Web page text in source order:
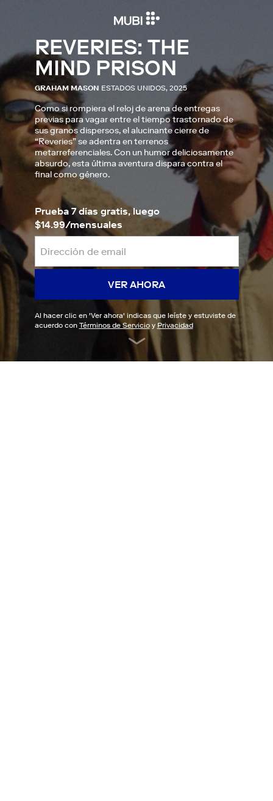
REVERIES: THE
MIND PRISON
GRAHAM MASON ESTADOS UNIDOS, 2025
Como si rompiera el reloj de arena de entregas
previas para vagar entre el tiempo trastornado de
sus granos dispersos, el alucinante cierre de
“Reveries” se adentra en terrenos
metarreferenciales. Con un humor deliciosamente
absurdo, esta última aventura dispara contra el
final como género.
Prueba 7 días gratis, luego
$14.99/mensuales
VER AHORA
Al hacer clic en 'Ver ahora' indicas que leíste y estuviste de
acuerdo con Términos de Servicioy Privacidad